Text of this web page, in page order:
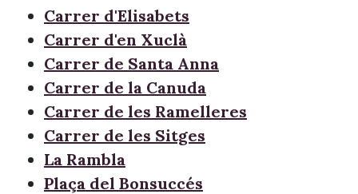
Carrer d'Elisabets
Carrer d'en Xuclà
Carrer de Santa Anna
Carrer de la Canuda
Carrer de les Ramelleres
Carrer de les Sitges
La Rambla
Plaça del Bonsuccés